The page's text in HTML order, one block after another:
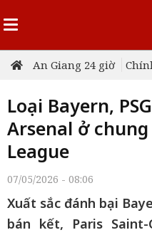
An Giang 24 giờ
Loại Bayern,
Arsenal ở
League
07/05/2026 - 08:06
Xuất sắc đánh bại
bán kết, Paris